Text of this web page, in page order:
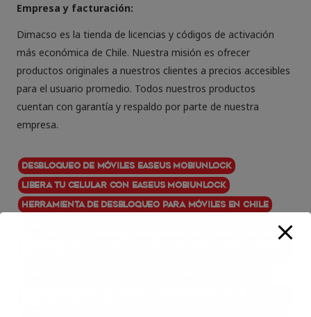
Empresa y facturación:
Dimacso es la tienda de licencias y códigos de activación
más económica de Chile. Nuestra misión es ofrecer
productos originales a nuestros clientes a precios accesibles
para el usuario promedio. Todos nuestros productos
cuentan con garantía y respaldo por parte de nuestra
empresa.
Desbloqueo de móviles EaseUS MobiUnlock
Libera tu celular con EaseUS MobiUnlock
Herramienta de desbloqueo para móviles en Chile
Libera tu teléfono fácilmente con EaseUS MobiUnlock
Desbloqueo de smartphones con EaseUS MobiUnlock